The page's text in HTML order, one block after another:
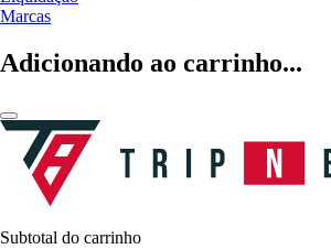
Marcas
Adicionando ao carrinho...
Subtotal do carrinho